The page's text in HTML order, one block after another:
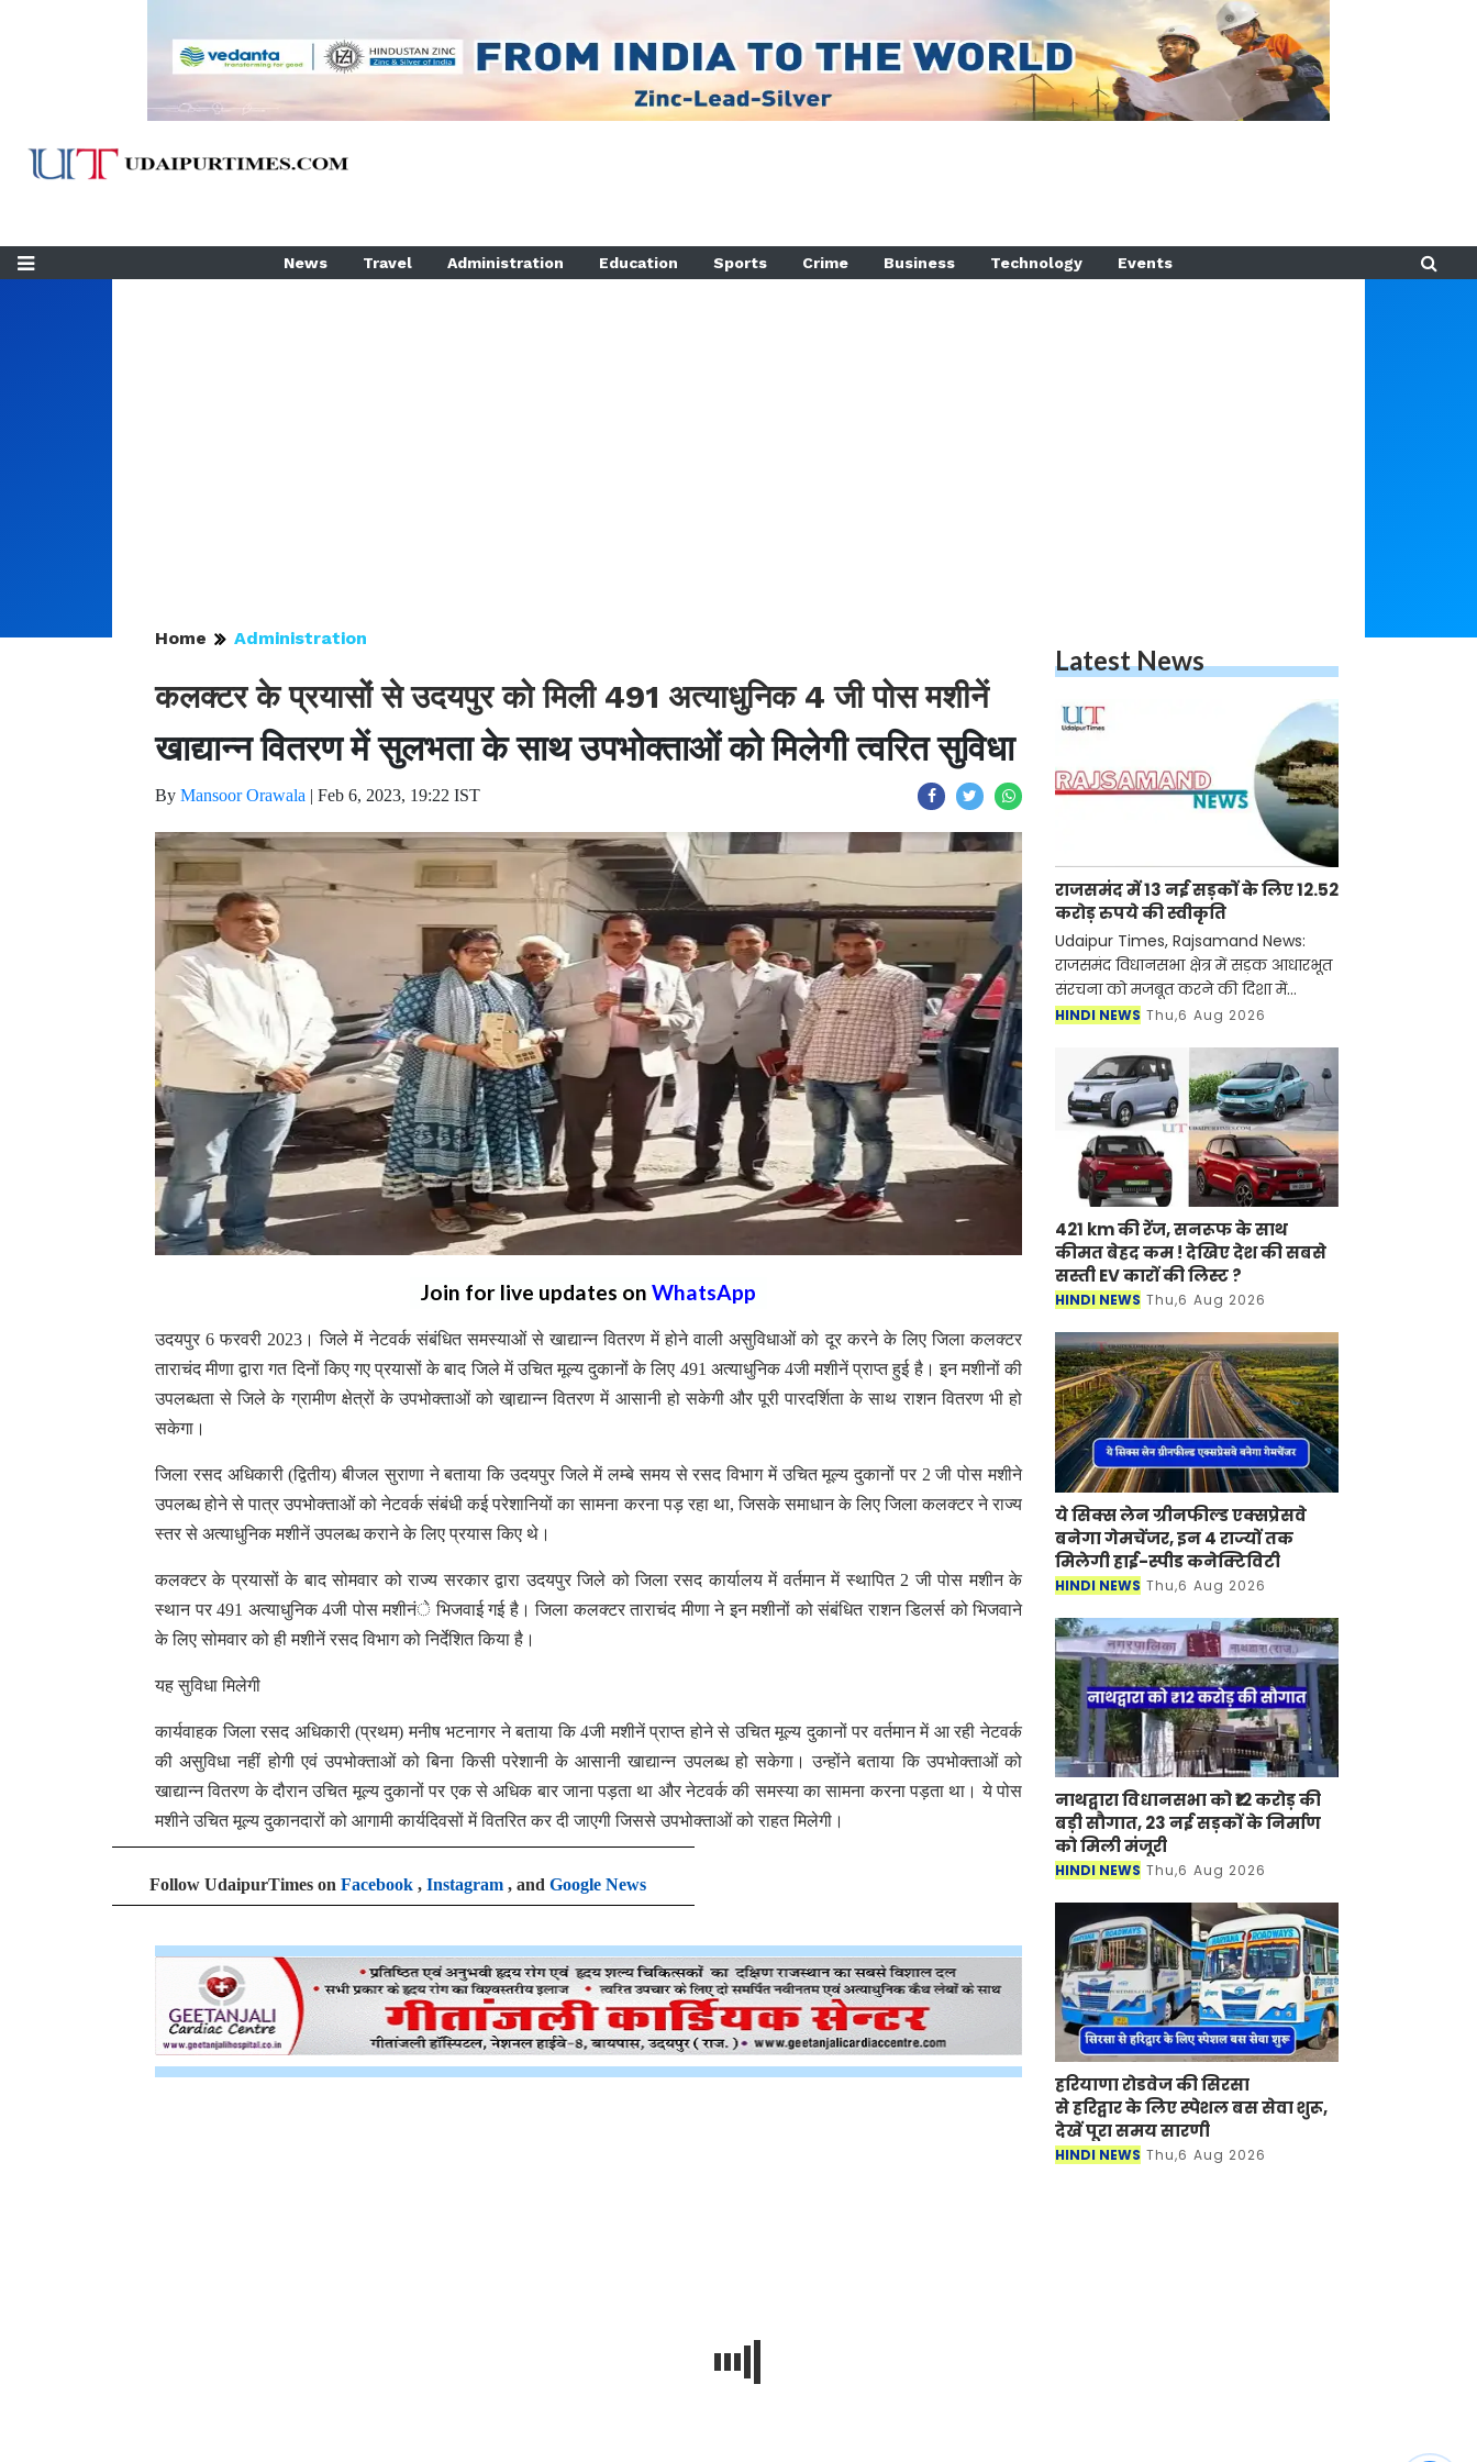
News Travel Administration Education Sports Crime Business Technology Events
Home Administration
कलक्टर के प्रयासों से उदयपुर को मिली 491 अत्याधुनिक 4 जी पोस मशीनें
खाद्यान्न वितरण में सुलभता के साथ उपभोक्ताओं को मिलेगी त्वरित सुविधा
By Mansoor Orawala | Feb 6, 2023, 19:22 IST
Join for live updates on WhatsApp
उदयपुर 6 फरवरी 2023। जिले में नेटवर्क संबंधित समस्याओं से खाद्यान्न वितरण में होने वाली असुविधाओं को दूर करने के लिए जिला कलक्टर
ताराचंद मीणा द्वारा गत दिनों किए गए प्रयासों के बाद जिले में उचित मूल्य दुकानों के लिए 491 अत्याधुनिक 4जी मशीनें प्राप्त हुई है। इन मशीनों की
उपलब्धता से जिले के ग्रामीण क्षेत्रों के उपभोक्ताओं को खा़द्यान्न वितरण में आसानी हो सकेगी और पूरी पारदर्शिता के साथ राशन वितरण भी हो
सकेगा।
जिला रसद अधिकारी (द्वितीय) बीजल सुराणा ने बताया कि उदयपुर जिले में लम्बे समय से रसद विभाग में उचित मूल्य दुकानों पर 2 जी पोस मशीने
उपलब्ध होने से पात्र उपभोक्ताओं को नेटवर्क संबंधी कई परेशानियों का सामना करना पड़ रहा था, जिसके समाधान के लिए जिला कलक्टर ने राज्य
स्तर से अत्याधुनिक मशीनें उपलब्ध कराने के लिए प्रयास किए थे।
कलक्टर के प्रयासों के बाद सोमवार को राज्य सरकार द्वारा उदयपुर जिले को जिला रसद कार्यालय में वर्तमान में स्थापित 2 जी पोस मशीन के
स्थान पर 491 अत्याधुनिक 4जी पोस मशीनंे भिजवाई गई है। जिला कलक्टर ताराचंद मीणा ने इन मशीनों को संबंधित राशन डिलर्स को भिजवाने
के लिए सोमवार को ही मशीनें रसद विभाग को निर्देशित किया है।
यह सुविधा मिलेगी
कार्यवाहक जिला रसद अधिकारी (प्रथम) मनीष भटनागर ने बताया कि 4जी मशीनें प्राप्त होने से उचित मूल्य दुकानों पर वर्तमान में आ रही नेटवर्क
की असुविधा नहीं होगी एवं उपभोक्ताओं को बिना किसी परेशानी के आसानी खाद्यान्न उपलब्ध हो सकेगा। उन्होंने बताया कि उपभोक्ताओं को
खाद्यान्न वितरण के दौरान उचित मूल्य दुकानों पर एक से अधिक बार जाना पड़ता था और नेटवर्क की समस्या का सामना करना पड़ता था। ये पोस
मशीने उचित मूल्य दुकानदारों को आगामी कार्यदिवसों में वितरित कर दी जाएगी जिससे उपभोक्ताओं को राहत मिलेगी।
Follow UdaipurTimes on Facebook , Instagram , and Google News
Latest News
राजसमंद में 13 नई सड़कों के लिए 12.52
करोड़ रुपये की स्वीकृति
Udaipur Times, Rajsamand News:
राजसमंद विधानसभा क्षेत्र में सड़क आधारभूत
संरचना को मजबूत करने की दिशा में
महत्वपूर्ण उपलब्धि हासिल हुई है। क्षेत्र की 13
32.75 क
HINDI NEWS Thu,6 Aug 2026
421 km की रेंज, सनरूफ के साथ
कीमत बेहद कम ! देखिए देश की सबसे
सस्ती EV कारों की लिस्ट ?
HINDI NEWS Thu,6 Aug 2026
ये सिक्स लेन ग्रीनफील्ड एक्सप्रेसवे
बनेगा गेमचेंजर, इन 4 राज्यों तक
मिलेगी हाई-स्पीड कनेक्टिविटी
HINDI NEWS Thu,6 Aug 2026
नाथद्वारा विधानसभा को ₹12 करोड़ की
बड़ी सौगात, 23 नई सड़कों के निर्माण
को मिली मंजूरी
HINDI NEWS Thu,6 Aug 2026
हरियाणा रोडवेज की सिरसा
से हरिद्वार के लिए स्पेशल बस सेवा शुरू,
देखें पूरा समय सारणी
HINDI NEWS Thu,6 Aug 2026